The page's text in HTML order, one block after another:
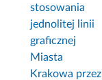
stosowania
jednolitej linii
graficznej
Miasta
Krakowa przez